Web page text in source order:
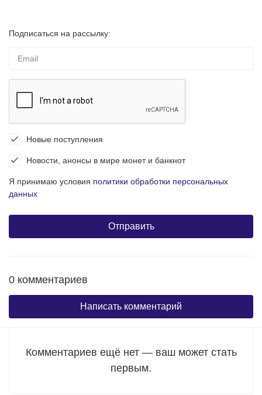
Подписаться на рассылку:
Новые поступления
Новости, анонсы в мире монет и банкнот
Я принимаю условия политики обработки персональных
данных
0 комментариев
Написать комментарий
Комментариев ещё нет — ваш может стать
первым.